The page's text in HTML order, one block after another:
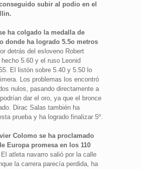
subir al podio en el
ha colgado la medalla de
donde ha logrado 5.5o metros
detrás del esloveno Robert
5.60 y el ruso Leonid
El listón sobre 5.40 y 5.50 lo
Los problemas los encontró
nulos, pasando directamente a
dar el oro, ya que el bronce
Dirac Salas también ha
prueba y ha logrado finalizar 5º.
Colomo se ha proclamado
Europa promesa en los 110
El atleta navarro salió por la calle
la carrera parecía perdida, ha